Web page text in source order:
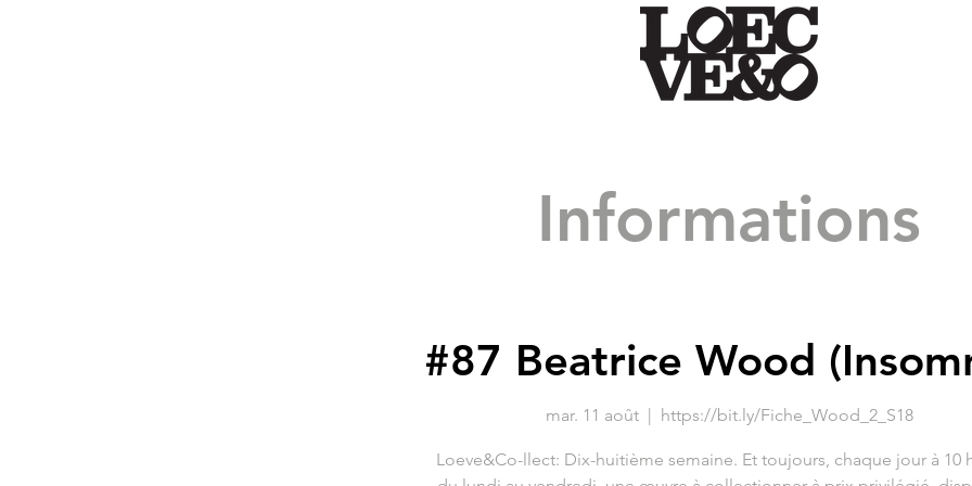
Informations
#87 Beatrice Wood
mar. 11 août
  |
https://bit.ly/Fiche_Wood_2_S18
Loeve&Co-llect: Dix-huitième semaine. Et toujours, chaque jour à 10